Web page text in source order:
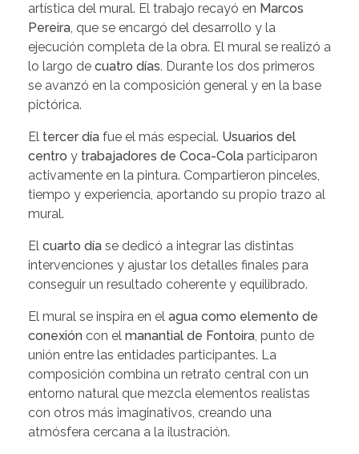
artística del mural. El trabajo recayó en Marcos
Pereira, que se encargó del desarrollo y la
ejecución completa de la obra. El mural se realizó a
lo largo de cuatro días. Durante los dos primeros
se avanzó en la composición general y en la base
pictórica.
El tercer día fue el más especial. Usuarios del
centro y trabajadores de Coca-Cola participaron
activamente en la pintura. Compartieron pinceles,
tiempo y experiencia, aportando su propio trazo al
mural.
El cuarto día se dedicó a integrar las distintas
intervenciones y ajustar los detalles finales para
conseguir un resultado coherente y equilibrado.
El mural se inspira en el agua como elemento de
conexión con el manantial de Fontoira, punto de
unión entre las entidades participantes. La
composición combina un retrato central con un
entorno natural que mezcla elementos realistas
con otros más imaginativos, creando una
atmósfera cercana a la ilustración.